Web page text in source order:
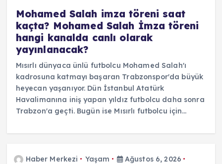
Mohamed Salah imza töreni saat
kaçta? Mohamed Salah İmza töreni
hangi kanalda canlı olarak
yayınlanacak?
Mısırlı dünyaca ünlü futbolcu Mohamed Salah'ı
kadrosuna katmayı başaran Trabzonspor'da büyük
heyecan yaşanıyor. Dün İstanbul Atatürk
Havalimanına iniş yapan yıldız futbolcu daha sonra
Trabzon'a geçti. Bugün ise Mısırlı futbolcu için…
Haber Merkezi Yaşam
Ağustos 6, 2026